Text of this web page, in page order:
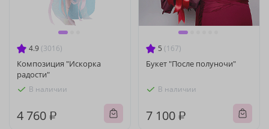
4.9 (3016)
Композиция "Искорка
радости"
В наличии
4 760 ₽
5 (167)
Букет "После полуночи"
В наличии
7 100 ₽